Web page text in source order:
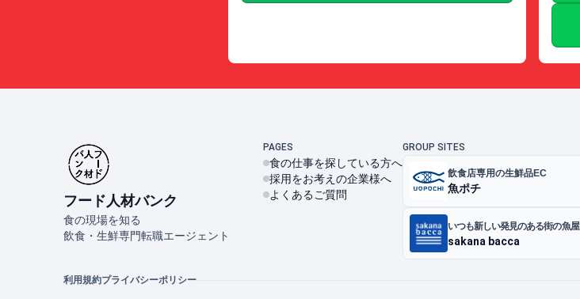
フード人材バンク
食の現場を知る
飲食・生鮮専門転職エージェント
PAGES
食の仕事を探している方へ
採用をお考えの企業様へ
よくあるご質問
GROUP SITES
飲食店専用の生鮮品EC
魚ポチ
いつも新しい発見のある街の魚屋
sakana bacca
利用規約プライバシーポリシー